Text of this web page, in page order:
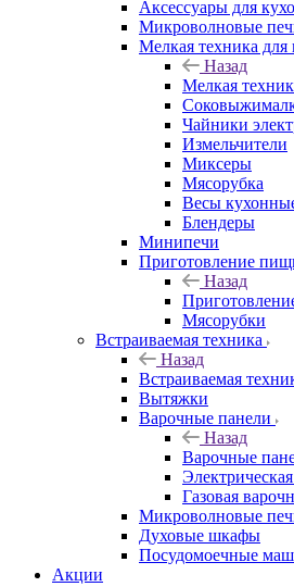
Аксессуары для
Микроволновые
Мелкая техника для
Назад
Мелкая
Чайники
Измельчители
Миксеры
Мясорубка
Весы
Блендеры
Минипечи
Приготовление
Назад
Мясорубки
Встраиваемая техника
Назад
Встраиваемая
Вытяжки
Варочные панели
Назад
Варочные
Газовая
Микроволновые
Духовые шкафы
Посудомоечные
Акции